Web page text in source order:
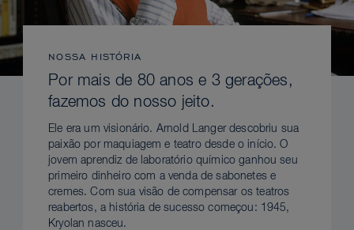
NOSSA HISTÓRIA
Por mais de 80 anos e 3 gerações,
fazemos do nosso jeito.
Ele era um visionário. Arnold Langer descobriu sua
paixão por maquiagem e teatro desde o início. O
jovem aprendiz de laboratório químico ganhou seu
primeiro dinheiro com a venda de sabonetes e
cremes. Com sua visão de compensar os teatros
reabertos, a história de sucesso começou: 1945,
Kryolan nasceu.